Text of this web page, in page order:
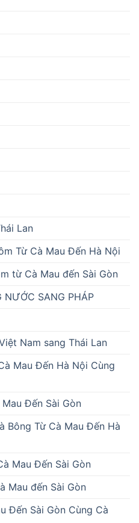
Lan
Từ Cà Mau Đến Hà Nội
từ Cà Mau đến Sài Gòn
SANG PHÁP
Nam sang Thái Lan
Mau Đến Hà Nội Cùng
Đến Sài Gòn
Bông Từ Cà Mau Đến Hà
Mau Đến Sài Gòn
Mau đến Sài Gòn
Đến Sài Gòn Cùng Cà